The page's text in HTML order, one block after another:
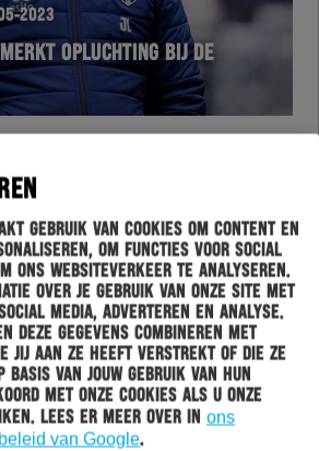
gebruik van cookies om content en
om functies voor social
ons websiteverkeer te analyseren.
over je gebruik van onze site met
media, adverteren en analyse.
deze gegevens combineren met
jij aan ze heeft verstrekt of die ze
basis van jouw gebruik van hun
met onze cookies als u onze
Lees er meer over in ons
van Google.
2023
OPLUCHTING BIJ DE
2023
UNIBET DOELPUNT VAN DE